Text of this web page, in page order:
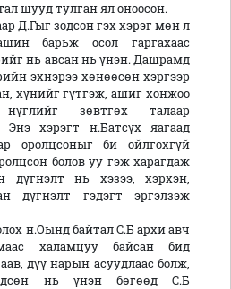
шууд тулган ял оноосон.
Д.Гыг зодсон гэх хэрэг мөн л
барьж осол гаргахаас
нь авсан нь үнэн. Дашрамд
эхнэрээ хөнөөсөн хэргээр
хүнийг гүтгэж, ашиг хонжоо
зөвтгөх талаар
Энэ хэрэгт н.Батсүх яагаад
оролцсоныг би ойлгохгүй
болов уу гэж харагдаж
дүгнэлт нь хэзээ, хэрхэн,
дүгнэлт гэдэгт эргэлзэж
н.Оынд байтал С.Б архи авч
халамцуу байсан бид
дүү нарын асуудлаас болж,
нь үнэн бөгөөд С.Б